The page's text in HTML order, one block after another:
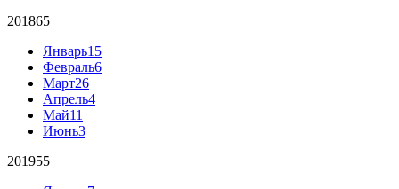
201865
Январь15
Февраль6
Март26
Апрель4
Май11
Июнь3
201955